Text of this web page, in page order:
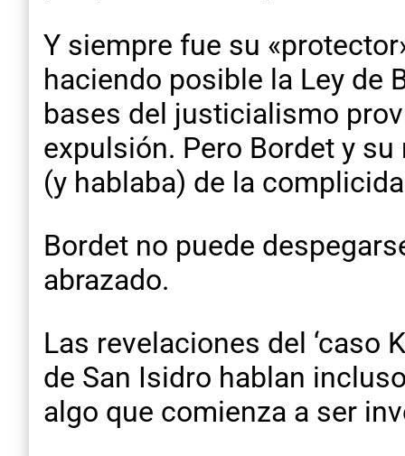
Y siempre fue su
haciendo posible la Ley de
bases del justicialismo
expulsión. Pero Bordet y
(y hablaba) de la
Bordet no puede
abrazado.
Las revelaciones del ‘caso
de San Isidro hablan
algo que comienza a ser